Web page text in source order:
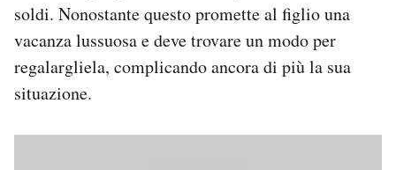
soldi. Nonostante questo promette al figlio una
vacanza lussuosa e deve trovare un modo per
regalargliela, complicando ancora di più la sua
situazione.